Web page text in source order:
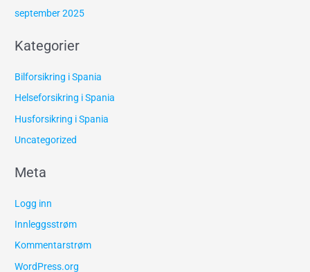
september 2025
Kategorier
Bilforsikring i Spania
Helseforsikring i Spania
Husforsikring i Spania
Uncategorized
Meta
Logg inn
Innleggsstrøm
Kommentarstrøm
WordPress.org